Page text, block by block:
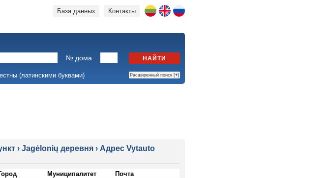
Контакты
База данных
№ дома НАЙТИ
(латинскими буквами) Расширенный поиск [+]
› Jagėlonių деревня › Адрес Vytauto
Муниципалитет
Почта